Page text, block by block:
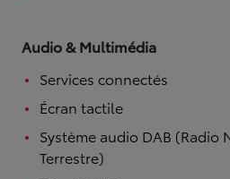
Audio & Multimédia
Services connectés
Écran tactile
Système audio DAB (Radio
Terrestre)